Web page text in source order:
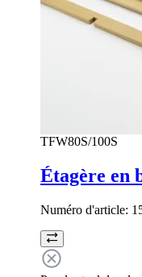
TFW80S/100S
Étagère en
Numéro d'article: